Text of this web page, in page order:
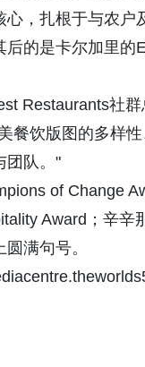
，扎根于与农
的是卡尔加里的
Restaurants社
餐饮版图的多样
团队。"
of Change
Award；辛
满句号。